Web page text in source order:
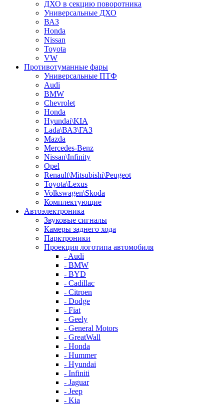
ДХО в секцию поворотника
Универсальные ДХО
ВАЗ
Honda
Nissan
Toyota
VW
Противотуманные фары
Универсальные ПТФ
Audi
BMW
Chevrolet
Honda
Hyundai\KIA
Lada\ВАЗ\ГАЗ
Mazda
Mercedes-Benz
Nissan\Infinity
Opel
Renault\Mitsubishi\Peugeot
Toyota\Lexus
Volkswagen\Skoda
Комплектующие
Автоэлектроника
Звуковые сигналы
Камеры заднего хода
Парктроники
Проекция логотипа автомобиля
- Audi
- BMW
- BYD
- Cadillac
- Citroen
- Dodge
- Fiat
- Geely
- General Motors
- GreatWall
- Honda
- Hummer
- Hyundai
- Infiniti
- Jaguar
- Jeep
- Kia